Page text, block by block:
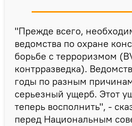
"Прежде всего,
ведомства по охране
борьбе с терроризмом
контрразведка).
годы по разным
серьезный ущерб. Этот
теперь восполнить", -
перед Национальным